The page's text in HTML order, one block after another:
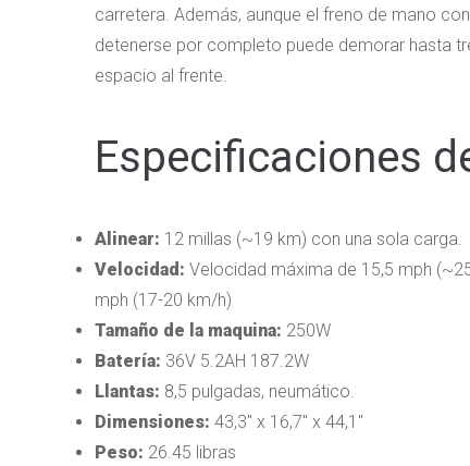
carretera. Además, aunque el freno de mano
detenerse por completo puede demorar hasta
espacio al frente.
Especificaciones
Alinear: 12 millas (~19 km) con una sola carga.
Velocidad: Velocidad máxima de 15,5 mph
mph (17-20 km/h)
Tamaño de la maquina: 250W
Batería: 36V 5.2AH 187.2W
Llantas: 8,5 pulgadas, neumático.
Dimensiones: 43,3″ x 16,7″ x 44,1″
Peso: 26.45 libras